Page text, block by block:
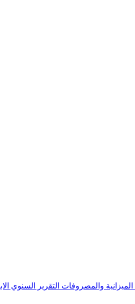
الميزانية والمصروفات التقرير السنوي